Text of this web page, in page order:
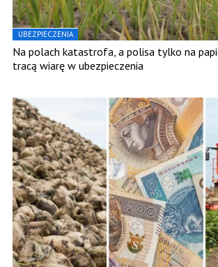
UBEZPIECZENIA
Na polach katastrofa, a polisa tylko na
tracą wiarę w ubezpieczenia